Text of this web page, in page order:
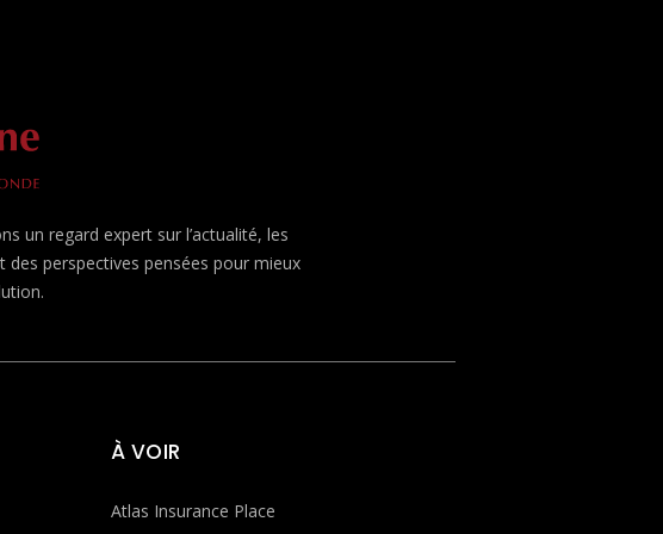
un regard expert sur l’actualité, les
perspectives pensées pour mieux
À VOIR
Atlas Insurance Place